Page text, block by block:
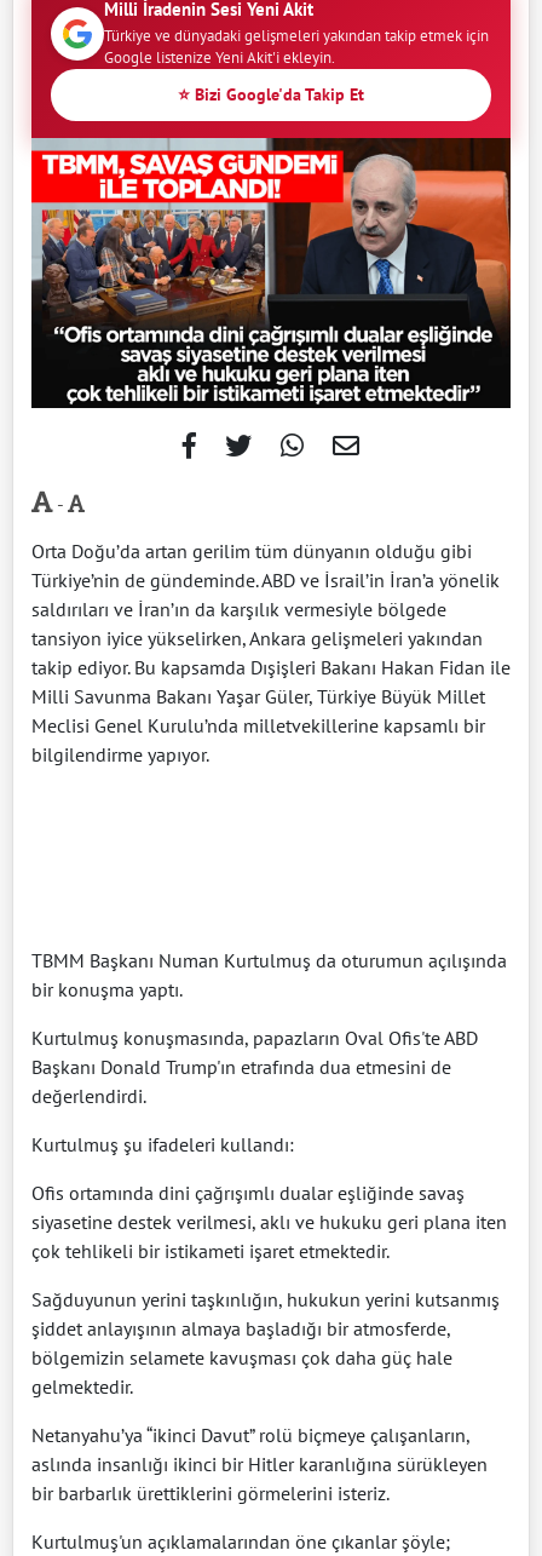
Milli İradenin Sesi Yeni Akit
Türkiye ve dünyadaki gelişmeleri yakından takip etmek için
Google listenize Yeni Akit'i ekleyin.
⭐ Bizi Google'da Takip Et
-
Orta Doğu’da artan gerilim tüm dünyanın olduğu gibi
Türkiye’nin de gündeminde. ABD ve İsrail’in İran’a yönelik
saldırıları ve İran’ın da karşılık vermesiyle bölgede
tansiyon iyice yükselirken, Ankara gelişmeleri yakından
takip ediyor. Bu kapsamda Dışişleri Bakanı Hakan Fidan ile
Milli Savunma Bakanı Yaşar Güler, Türkiye Büyük Millet
Meclisi Genel Kurulu’nda milletvekillerine kapsamlı bir
bilgilendirme yapıyor.
TBMM Başkanı Numan Kurtulmuş da oturumun açılışında
bir konuşma yaptı.
Kurtulmuş konuşmasında, papazların Oval Ofis'te ABD
Başkanı Donald Trump'ın etrafında dua etmesini de
değerlendirdi.
Kurtulmuş şu ifadeleri kullandı:
Ofis ortamında dini çağrışımlı dualar eşliğinde savaş
siyasetine destek verilmesi, aklı ve hukuku geri plana iten
çok tehlikeli bir istikameti işaret etmektedir.
Sağduyunun yerini taşkınlığın, hukukun yerini kutsanmış
şiddet anlayışının almaya başladığı bir atmosferde,
bölgemizin selamete kavuşması çok daha güç hale
gelmektedir.
Netanyahu’ya “ikinci Davut” rolü biçmeye çalışanların,
aslında insanlığı ikinci bir Hitler karanlığına sürükleyen
bir barbarlık ürettiklerini görmelerini isteriz.
Kurtulmuş'un açıklamalarından öne çıkanlar şöyle;